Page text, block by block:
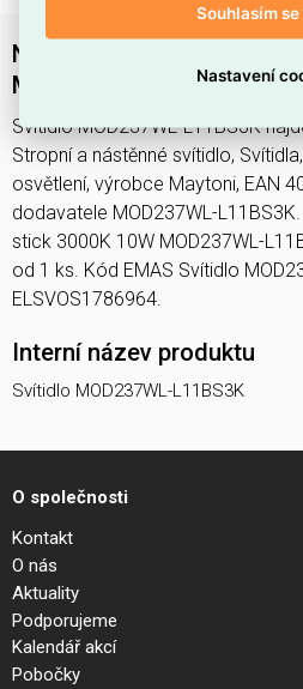
Nástěnné svítidlo Light
MOD237WL-L11BS3K -
Svítidlo MOD237WL-L11BS3K
Stropní a nástěnné svítidlo,
osvětlení, výrobce Maytoni, EAN
dodavatele MOD237WL-
stick 3000K 10W MOD237WL-
od 1 ks. Kód EMAS Svítidlo
ELSVOS1786964.
Interní název produktu
Svítidlo MOD237WL-L11BS3K
O společnosti
Kontakt
O nás
Aktuality
Podporujeme
Kalendář akcí
Pobočky
Souhlasím
Nastavení